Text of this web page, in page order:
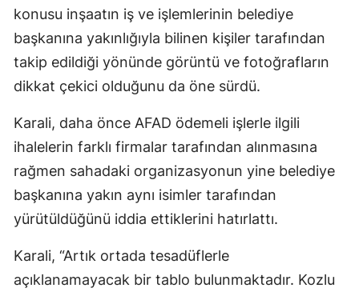
konusu inşaatın iş ve işlemlerinin belediye
başkanına yakınlığıyla bilinen kişiler tarafından
takip edildiği yönünde görüntü ve fotoğrafların
dikkat çekici olduğunu da öne sürdü.
Karali, daha önce AFAD ödemeli işlerle ilgili
ihalelerin farklı firmalar tarafından alınmasına
rağmen sahadaki organizasyonun yine belediye
başkanına yakın aynı isimler tarafından
yürütüldüğünü iddia ettiklerini hatırlattı.
Karali, “Artık ortada tesadüflerle
açıklanamayacak bir tablo bulunmaktadır. Kozlu